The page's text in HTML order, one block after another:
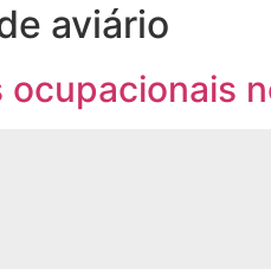
aviário
ocupacionais